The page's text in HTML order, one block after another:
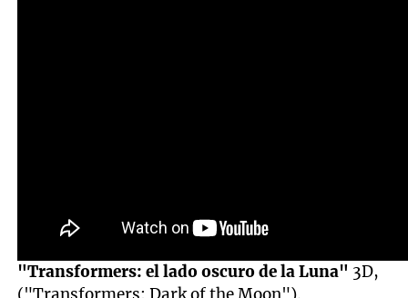
"Transformers: el lado oscuro de la Luna" 3D,